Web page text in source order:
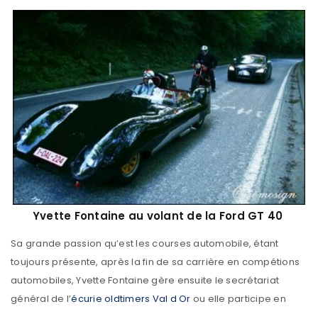
Yvette Fontaine au volant de la Ford GT 40
Sa grande passion qu’est les courses automobile, étant
toujours présente, après la fin de sa carrière en compétions
automobiles, Yvette Fontaine gère ensuite le secrétariat
général de l’écurie oldtimers Val d Or ou elle participe en